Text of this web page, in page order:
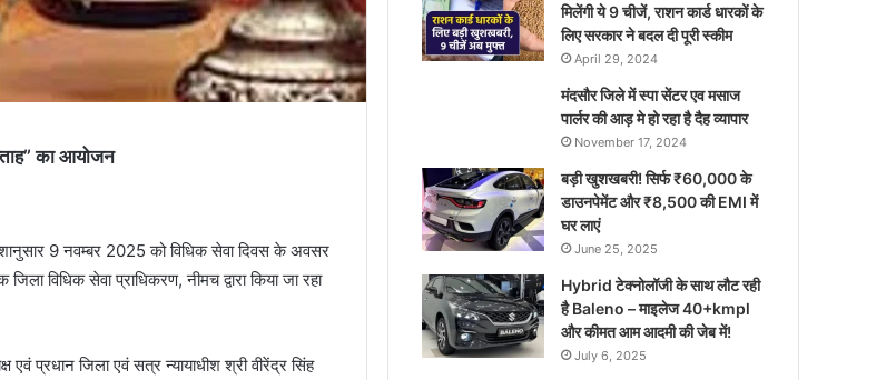
का आयोजन
9 नवम्बर 2025 को विधिक सेवा दिवस के अवसर
विधिक सेवा प्राधिकरण, नीमच द्वारा किया जा रहा
प्रधान जिला एवं सत्र न्यायाधीश श्री वीरेंद्र सिंह
मिलेंगी ये 9 चीजें, राशन कार्ड धारकों के
लिए सरकार ने बदल दी पूरी स्कीम
April 29, 2024
मंदसौर जिले में स्पा सेंटर एव मसाज
पार्लर की आड़ मे हो रहा है दैह व्यापार
November 17, 2024
बड़ी खुशखबरी! सिर्फ ₹60,000 के
डाउनपेमेंट और ₹8,500 की EMI में
घर लाएं
June 25, 2025
Hybrid टेक्नोलॉजी के साथ लौट रही
है Baleno – माइलेज 40+kmpl
और कीमत आम आदमी की जेब में!
July 6, 2025